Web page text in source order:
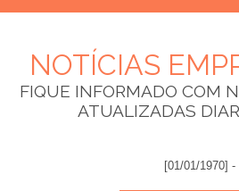
juntas comerciais e
NOTÍCIAS
FIQUE INFORMADO COM
ATUALIZADAS
[01/01/1970] -